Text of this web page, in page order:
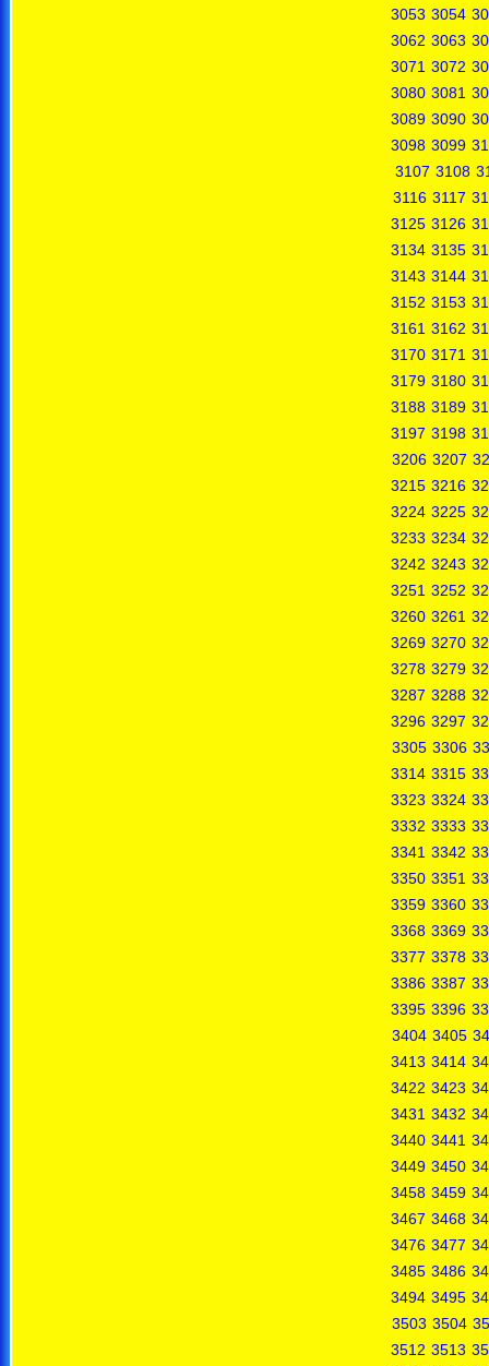
3053 3054
3062 3063
3071 3072
3080 3081
3089 3090
3098 3099
3107 3108
3116 3117
3125 3126
3134 3135
3143 3144
3152 3153
3161 3162
3170 3171
3179 3180
3188 3189
3197 3198
3206 3207
3215 3216
3224 3225
3233 3234
3242 3243
3251 3252
3260 3261
3269 3270
3278 3279
3287 3288
3296 3297
3305 3306
3314 3315
3323 3324
3332 3333
3341 3342
3350 3351
3359 3360
3368 3369
3377 3378
3386 3387
3395 3396
3404 3405
3413 3414
3422 3423
3431 3432
3440 3441
3449 3450
3458 3459
3467 3468
3476 3477
3485 3486
3494 3495
3503 3504
3512 3513